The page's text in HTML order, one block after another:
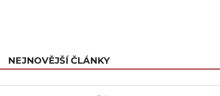
NEJNOVĚJŠÍ ČLÁNKY